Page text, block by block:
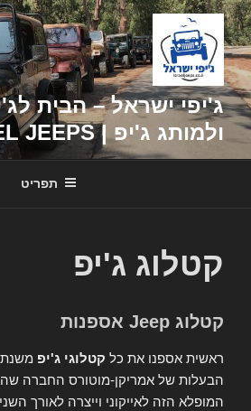
דילוג
לתוכן
ג'יפי ישראל – הבית
ולמותג ג'יפ | ISRAEL JEEPS
תפריט
קטלוג ג'יפ
קטלוג Jeep אספנות
ראשית אספנו את כל קטלוגי ג'יפ
הבעלות של אמריקן-מוטורס החברה
המופלא הזה לאייקוני וייצרה לאורך